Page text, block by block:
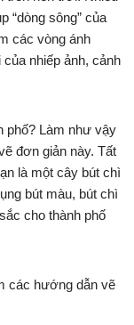
“dòng sông” của
các vòng ánh
nhiếp ảnh, cảnh
phố? Làm như vậy
đơn giản này. Tất
là một cây bút chì
bút màu, bút chì
cho thành phố
các hướng dẫn vẽ